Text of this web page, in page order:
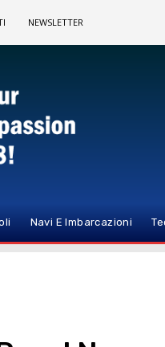
NEWSLETTER
Navi E Imbarcazioni